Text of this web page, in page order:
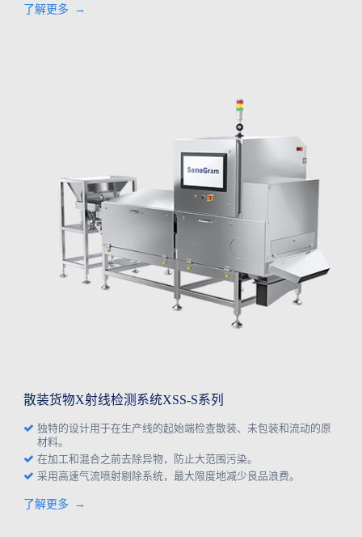
了解更多
散装货物X射线检测系统XSS-S系列
独特的设计用于在生产线的起始端检查散装、未包装和流动的原
材料。
在加工和混合之前去除异物，防止大范围污染。
采用高速气流喷射剔除系统，最大限度地减少良品浪费。
了解更多